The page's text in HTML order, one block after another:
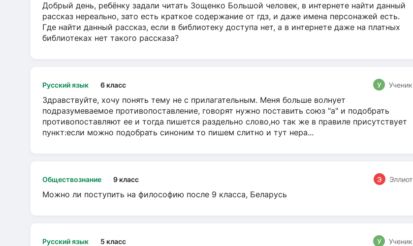
Добрый день, ребёнку задали читать Зощенко Большой человек, в интернете найти данный
рассказ нереально, зато есть краткое содержание от гдз, и даже имена персонажей есть.
Где найти данный рассказ, если в библиотеку доступа нет, а в интернете даже на платных
библиотеках нет такого рассказа?
Русский язык 6 класс У Ученик
Здравствуйте, хочу понять тему не с прилагательным. Меня больше волнует
подразумеваемое противопоставление, говорят нужно поставить союз "а" и подобрать
противопоставляют ее и тогда пишется раздельно слово,но так же в правиле присутствует
пункт:если можно подобрать синоним то пишем слитно и тут нера...
Обществознание 9 класс Э Эллиот
Можно ли поступить на философию после 9 класса, Беларусь
Русский язык 5 класс У Ученик